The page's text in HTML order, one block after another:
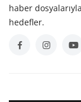
haber
hedefler.